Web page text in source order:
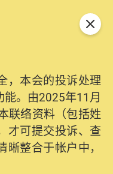
，本会的投诉处理
能。由2025年11月
联络资料（包括姓
才可提交投诉、查
整合于帐户中，
关闭